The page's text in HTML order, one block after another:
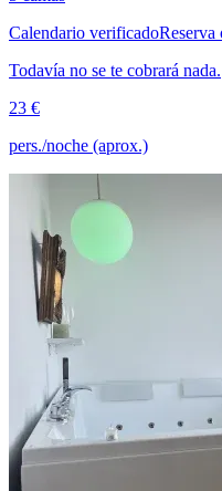
Calendario verificadoReserva
Todavía no se te cobrará nada.
23 €
pers./noche (aprox.)